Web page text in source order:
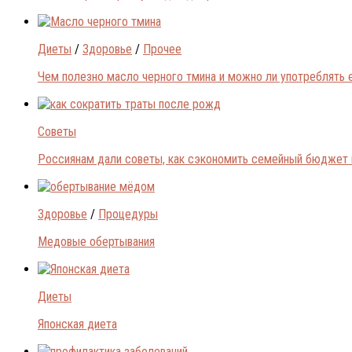
Диеты / Здоровье / Прочее
Чем полезно масло черного тмина и можно ли употреблять
Советы
Россиянам дали советы, как сэкономить семейный бюджет
Здоровье / Процедуры
Медовые обертывания
Диеты
Японская диета